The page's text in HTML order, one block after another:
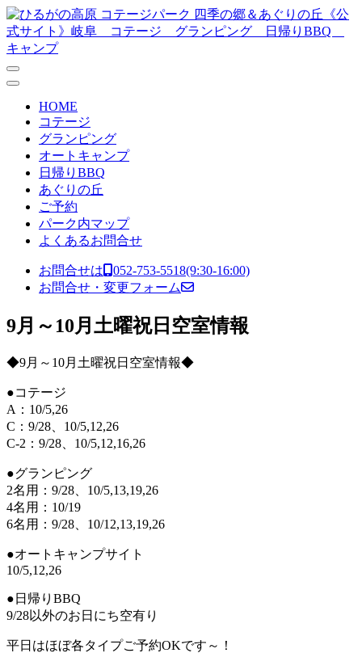
コンテンツへスキップ
メ
イ
ン
HOME
コテージ
グランピング
オートキャンプ
日帰りBBQ
あぐりの丘
ご予約
パーク内マップ
よくあるお問合せ
お問合せは 052-753-5518(9:30-16:00)
お問合せ・変更フォーム
9月～10月土曜祝日空室情報
◆9月～10月土曜祝日空室情報◆
●コテージ
A：10/5,26
C：9/28、10/5,12,26
C-2：9/28、10/5,12,16,26
●グランピング
2名用：9/28、10/5,13,19,26
4名用：10/19
6名用：9/28、10/12,13,19,26
●オートキャンプサイト
10/5,12,26
●日帰りBBQ
9/28以外のお日にち空有り
平日はほぼ各タイプご予約OKです～！